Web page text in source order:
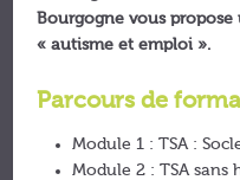
Bourgogne vous
« autisme et emploi ».
Parcours de
Module 1 : TSA :
Module 2 : TSA